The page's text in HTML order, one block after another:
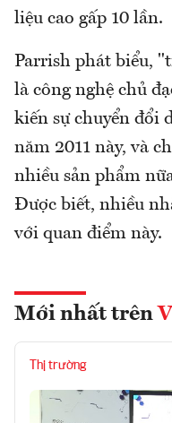
liệu cao gấp 10 lần.
Parrish phát biểu,
là công nghệ chủ
kiến sự chuyển đổi
năm 2011 này, và
nhiều sản phẩm
Được biết, nhiều
với quan điểm này.
Mới nhất trên
Thị trường